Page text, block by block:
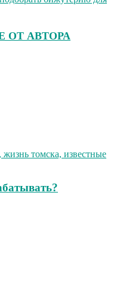
ОТ АВТОРА
томска, известные